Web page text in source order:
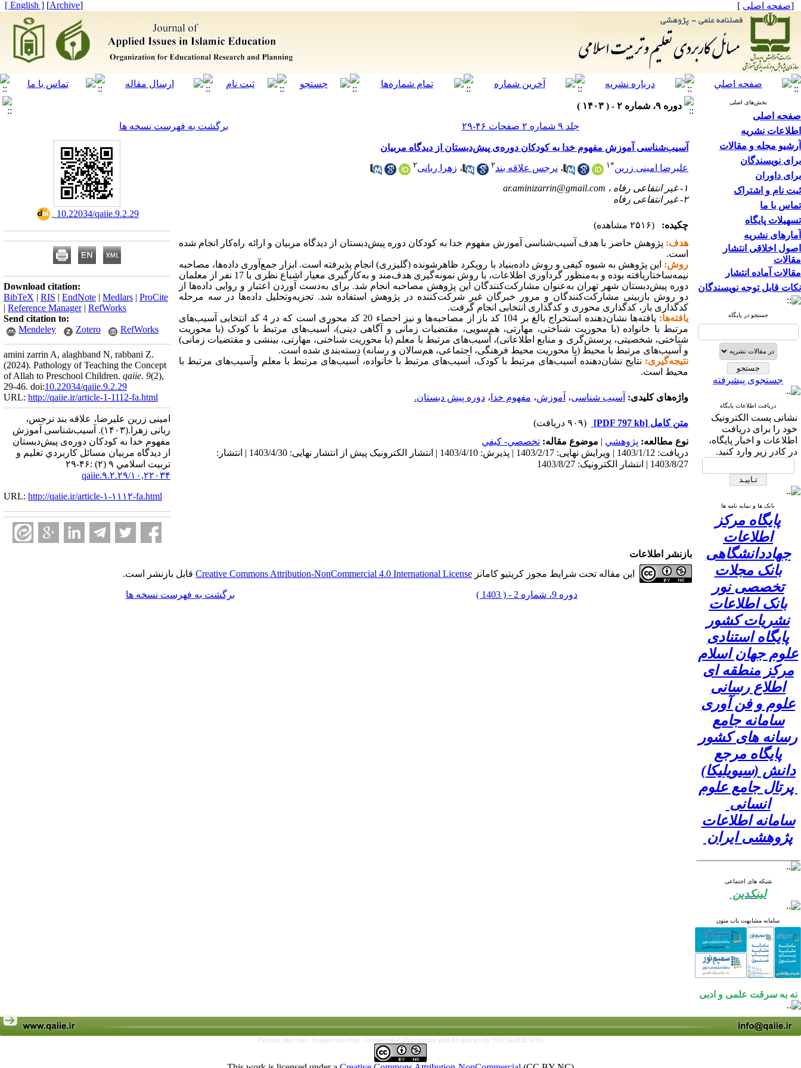
[صفحه اصلی ]
[
Archive
]
[ English ]
بخش‌های اصلی
صفحه اصلی
اطلاعات نشریه
آرشیو مجله و مقالات
برای نویسندگان
برای داوران
ثبت نام و اشتراک
تماس با ما
تسهیلات پایگاه
آمارهای نشریه
اصول اخلاقی انتشار
مقالات
مقالات آماده انتشار
نکات قابل توجه نویسندگان
جستجو در پایگاه
جستجوی پیشرفته
دریافت اطلاعات پایگاه
نشانی پست الکترونیک
خود را برای دریافت
اطلاعات و اخبار پایگاه،
در کادر زیر وارد کنید.
بانک ها و نمایه نامه ها
پایگاه مرکز
اطلاعات
جهاددانشگاهی
بانک مجلات
تخصصی نور
بانک اطلاعات
نشریات کشور
پایگاه استنادی
علوم جهان اسلام
مرکز منطقه ای
اطلاع رسانی
علوم و فن آوری
سامانه جامع
رسانه های کشور
پایگاه مرجع
دانش (سیویلیکا)
پرتال جامع علوم
انسانی
سامانه اطلاعات
پژوهشی ایران
شبکه های اجتماعی
لینکدین
سامانه مشابهت یاب متون
نه به سرقت علمی و ادبی
دوره ۹، شماره ۲ - ( ۱۴۰۳ )
جلد ۹ شماره ۲ صفحات ۴۶-۲۹
برگشت به فهرست نسخه ها
آسیب‌شناسی آموزش مفهوم خدا به کودکان دوره‌ی پیش‌دبستان از دیدگاه مربیان
علیرضا امینی زرین*۱ ، نرجس علاقه بند۲ ، زهرا ربانی۲
۱- غیر انتفاعی رفاه ،
ar.aminizarrin@gmail.com
۲- غیر انتفاعی رفاه
چکیده:
(۲۵۱۶ مشاهده)
هدف: پژوهش حاضر با هدف آسیب‌شناسی آموزش مفهوم خدا به کودکان دوره پیش‌دبستان از دیدگاه مربیان و ارائه راه‌کار انجام شده
است.
روش: این پژوهش به شیوه کیفی و روش داده‌بنیاد با رویکرد ظاهرشونده (گلیزری) انجام پذیرفته است. ابزار جمع‌آوری داده‌ها، مصاحبه
نیمه‌ساختاریافته بوده و به‌منظور گردآوری اطلاعات، با روش نمونه‌گیری هدف‌مند و به‌کارگیری معیار اشباع نظری با 17 نفر از معلمان
دوره پیش‌دبستان شهر تهران به‌عنوان مشارکت‌کنندگان این پژوهش مصاحبه انجام شد. برای به‌دست آوردن اعتبار و روایی داده‌ها از
دو روش بازبینی مشارکت‌کنندگان و مرور خبرگان غیر شرکت‌کننده در پژوهش استفاده شد. تجزیه‌و‌تحلیل داده‌ها در سه مرحله
کدگذاری باز، کدگذاری محوری و کدگذاری انتخابی انجام گرفت.
یافته‌ها: یافته‌ها نشان‌دهنده استخراج بالغ بر 104 کد باز از مصاحبه‌ها و نیز احصاء 20 کد محوری
است که در 4 کد انتخابی آسیب‌های
مرتبط با خانواده (با محوریت شناختی، مهارتی، هم‌سویی، مقتضیات زمانی و آگاهی دینی)، آسیب‌های مرتبط با کودک (با محوریت
شناختی، شخصیتی، پرسش‌گری و منابع اطلاعاتی)، آسیب‌های مرتبط با معلم (با محوریت شناختی، مهارتی، بینشی و مقتضیات زمانی)
و آسیب‌های مرتبط با محیط (با محوریت محیط فرهنگی، اجتماعی، هم‌سالان و رسانه) دسته‌بندی شده است.
نتیجه‌گیری: نتایج نشان‌دهنده
آسیب‌های مرتبط با کودک، آسیب‌های مرتبط با خانواده، آسیب‌های مرتبط با معلم وآسیب‌های مرتبط با
محیط است.
واژه‌های کلیدی: آسیب شناسی، آموزش، مفهوم خدا ، دوره پیش دبستان.
متن کامل [PDF 797 kb]
(۹۰۹ دریافت)
نوع مطالعه: پژوهشي | موضوع مقاله: تخصصي- كيفي
دریافت: 1403/1/12 | ویرایش نهایی: 1403/2/17 | پذیرش: 1403/4/10 | انتشار الکترونیک پیش از انتشار نهایی: 1403/4/30 | انتشار:
1403/8/27 | انتشار الکترونیک: 1403/8/27
‎ 10.22034/qaiie.9.2.29
Download citation:
BibTeX | RIS | EndNote | Medlars | ProCite
| Reference Manager| RefWorks
Send citation to:
Mendeley
Zotero RefWorks
amini zarrin A, alaghband N, rabbani Z.
(2024). Pathology of Teaching the Concept
of Allah to Preschool Children. qaiie. 9(2),
29-46. doi:10.22034/qaiie.9.2.29
URL: http://qaiie.ir/article-1-1112-fa.html
امینی زرین علیرضا، علاقه بند نرجس،
ربانی زهرا.(۱۴۰۳).
آسیب‌شناسی آموزش
مفهوم خدا به کودکان دوره‌ی پیش‌دبستان
از دیدگاه مربیان مسائل كاربردي تعليم و
تربيت اسلامي ۹ (۲) :۴۶-۲۹
۱۰,۲۲۰۳۴/qaiie.۹.۲.۲۹
URL: http://qaiie.ir/article-۱-۱۱۱۲-fa.html
بازنشر اطلاعات
این مقاله تحت شرایط مجوز کریتیو کامانز Creative Commons Attribution-NonCommercial 4.0 International License قابل بازنشر است.
دوره 9، شماره 2 - ( 1403 ) برگشت به فهرست نسخه ها
Persian site map - English site map - Created in 0.19 seconds with 42 queries by YEKTAWEB 4766